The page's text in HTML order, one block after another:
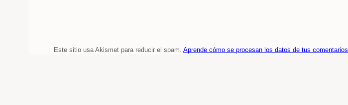
Este sitio usa Akismet para reducir el spam. Aprende cómo se procesan los datos de tus comentarios.